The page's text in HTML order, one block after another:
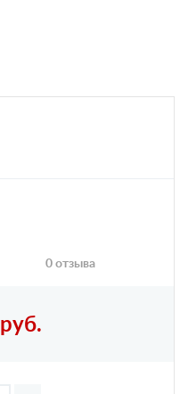
0 отзыва
руб.